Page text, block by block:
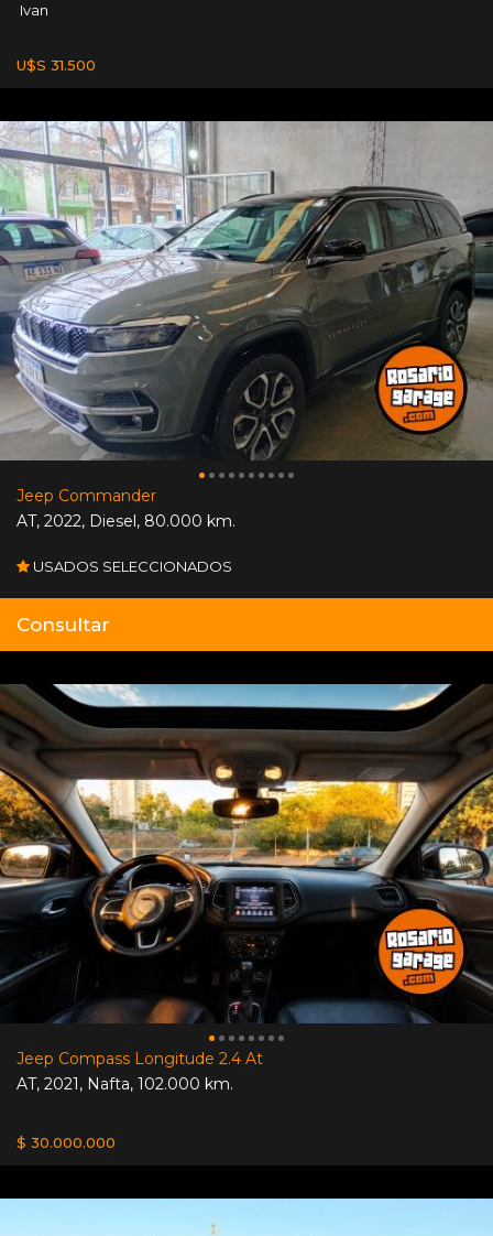
Ivan
U$S 31.500
Jeep Commander
AT, 2022, Diesel, 80.000 km.
USADOS SELECCIONADOS
Consultar
Jeep Compass Longitude 2.4 At
AT, 2021, Nafta, 102.000 km.
$ 30.000.000